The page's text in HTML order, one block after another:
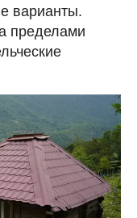
варианты.
пределами